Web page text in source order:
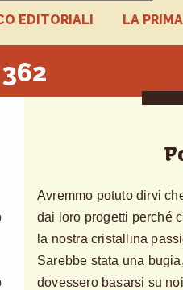
EDITORIALI LA
362
Avremmo potuto dirvi
dai loro progetti perché
la nostra cristallina
Sarebbe stata una
dovessero basarsi su